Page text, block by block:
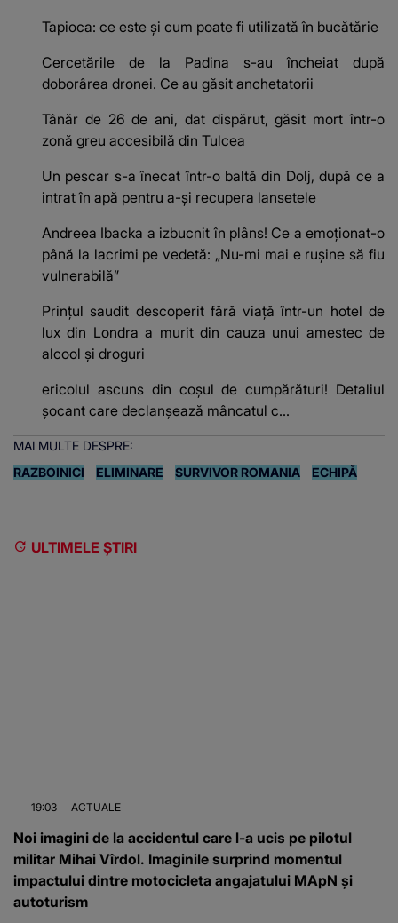
Tapioca: ce este și cum poate fi utilizată în bucătărie
Cercetările de la Padina s-au încheiat după
doborârea dronei. Ce au găsit anchetatorii
Tânăr de 26 de ani, dat dispărut, găsit mort într-o
zonă greu accesibilă din Tulcea
Un pescar s-a înecat într-o baltă din Dolj, după ce a
intrat în apă pentru a-și recupera lansetele
Andreea Ibacka a izbucnit în plâns! Ce a emoționat-o
până la lacrimi pe vedetă: „Nu-mi mai e rușine să fiu
vulnerabilă”
Prințul saudit descoperit fără viață într-un hotel de
lux din Londra a murit din cauza unui amestec de
alcool și droguri
ericolul ascuns din coșul de cumpărături! Detaliul
șocant care declanșează mâncatul c...
MAI MULTE DESPRE:
RAZBOINICI
ELIMINARE SURVIVOR ROMANIA ECHIPĂ
ULTIMELE ȘTIRI
19:03 ACTUALE
Noi imagini de la accidentul care l-a ucis pe pilotul
militar Mihai Vîrdol. Imaginile surprind momentul
impactului dintre motocicleta angajatului MApN și
autoturism